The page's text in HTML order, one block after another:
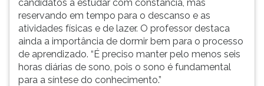
depois
Pressione
para
candidatos a estudar com constância, mas
reservando em tempo para o descanso e as
atividades físicas e de lazer. O professor destaca
ainda a importância de dormir bem para o processo
de aprendizado. “É preciso manter pelo menos seis
horas diárias de sono, pois o sono é fundamental
para a síntese do conhecimento.”